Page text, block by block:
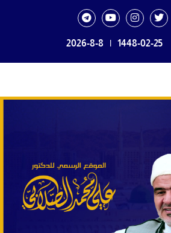
1448-02-25
|
2026-8-8